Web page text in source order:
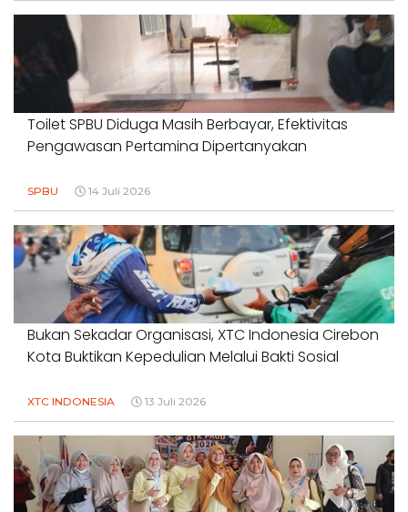
Toilet SPBU Diduga Masih Berbayar, Efektivitas
Pengawasan Pertamina Dipertanyakan
SPBU 14 Juli 2026
Bukan Sekadar Organisasi, XTC Indonesia Cirebon
Kota Buktikan Kepedulian Melalui Bakti Sosial
XTC INDONESIA 13 Juli 2026